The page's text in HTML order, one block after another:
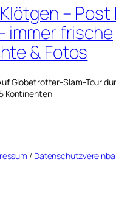
–
immer frische
& Fotos
Globetrotter-Slam-Tour
Kontinenten
/